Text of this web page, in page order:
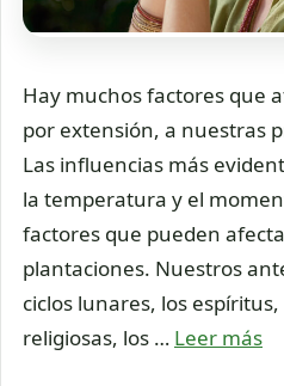
Hay muchos factores que
por extensión, a nuestras
Las influencias más
la temperatura y el
factores que pueden
plantaciones. Nuestros
ciclos lunares, los
religiosas, los … Leer más